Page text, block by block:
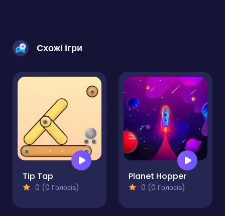
Схожі ігри
Tip Tap
0 (0 Голосів)
Planet Hopper
0 (0 Голосів)